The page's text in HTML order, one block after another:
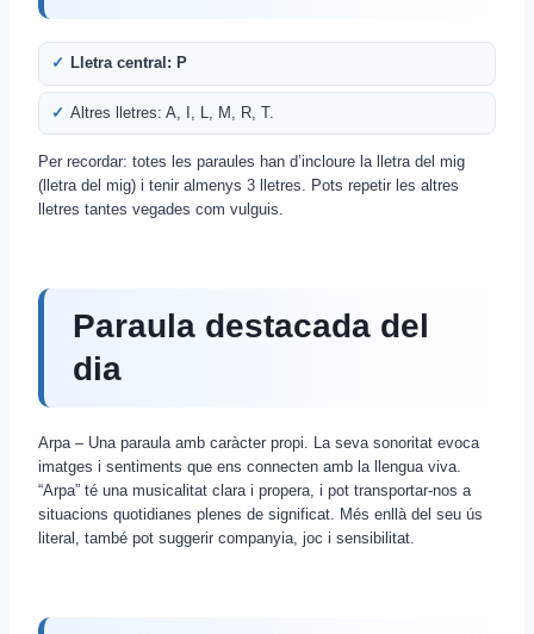
Lletra central: P
Altres lletres: A, I, L, M, R, T.
Per recordar: totes les paraules han d’incloure la lletra del mig
(lletra del mig) i tenir almenys 3 lletres. Pots repetir les altres
lletres tantes vegades com vulguis.
Paraula destacada del
dia
Arpa – Una paraula amb caràcter propi. La seva sonoritat evoca
imatges i sentiments que ens connecten amb la llengua viva.
“Arpa” té una musicalitat clara i propera, i pot transportar-nos a
situacions quotidianes plenes de significat. Més enllà del seu ús
literal, també pot suggerir companyia, joc i sensibilitat.